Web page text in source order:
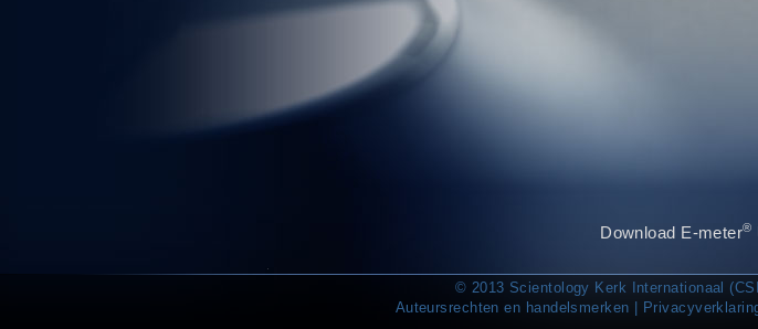
Download E‑meter®
© 2013 Scientology Kerk Internationaal
Auteursrechten en handelsmerken